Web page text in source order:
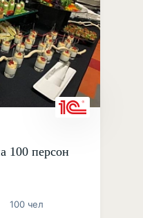
100 персон
100 чел